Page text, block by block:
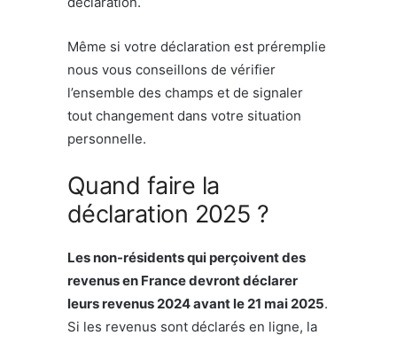
Même si votre déclaration est préremplie
nous vous conseillons de vérifier
l’ensemble des champs et de signaler
tout changement dans votre situation
personnelle.
Quand faire la
déclaration 2025 ?
Les non-résidents qui perçoivent des
revenus en France devront déclarer
leurs revenus 2024 avant le 21 mai 2025.
Si les revenus sont déclarés en ligne, la